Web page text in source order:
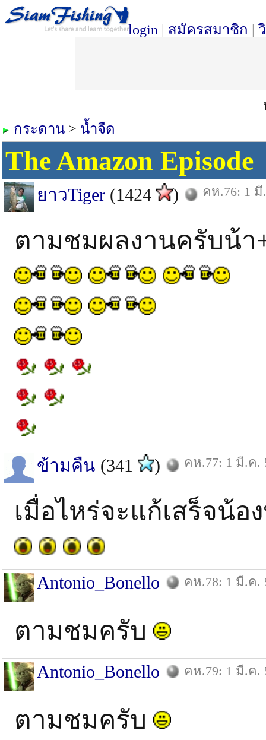
login | สมัครสมาชิก |
กระดาน > น้ำจืด
The Amazon Episode
ยาวTiger (1424 ) คห.76: 1 มี
ตามชมผลงานครับน้า
ข้ามคืน (341 ) คห.77: 1 มี.ค.
เมื่อไหร่จะแก้เสร็จน้
Antonio_Bonello คห.78: 1 มี.ค.
ตามชมครับ
Antonio_Bonello คห.79: 1 มี.ค.
ตามชมครับ